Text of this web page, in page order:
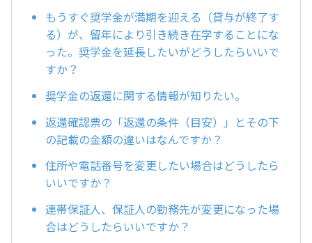
もうすぐ奨学金が満期を迎える（貸与が終了す
る）が、留年により引き続き在学することにな
った。奨学金を延長したいがどうしたらいいで
すか？
奨学金の返還に関する情報が知りたい。
返還確認票の「返還の条件（目安）」とその下
の記載の金額の違いはなんですか？
住所や電話番号を変更したい場合はどうしたら
いいですか？
連帯保証人、保証人の勤務先が変更になった場
合はどうしたらいいですか？